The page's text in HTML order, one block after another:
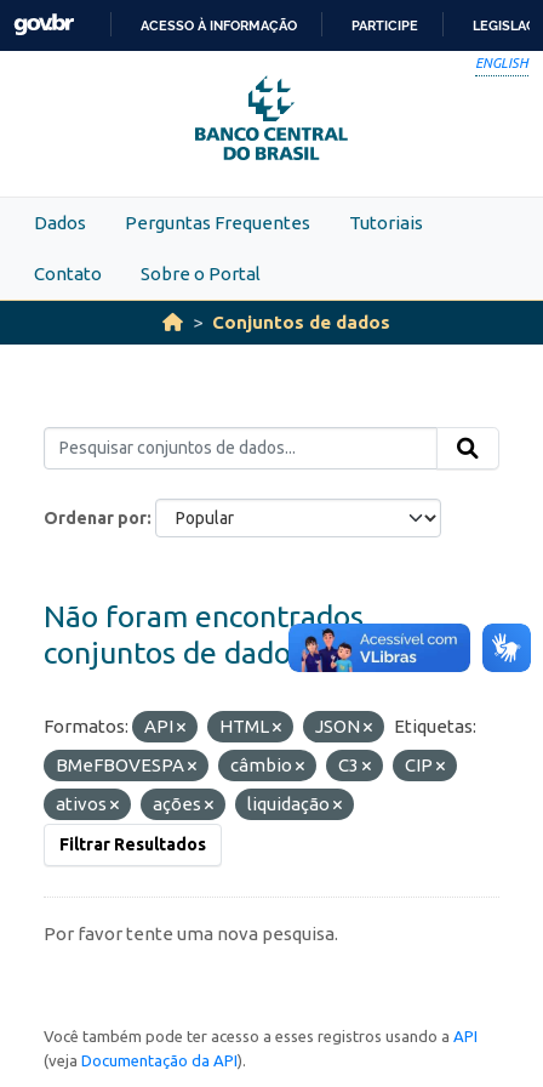
Skip to main content
PARA
O
CONTEÚDO
ACESSO À INFORMAÇÃO PARTICIPE
ENGLISH
Dados Perguntas Frequentes Tutoriais
Contato Sobre o Portal
Conjuntos de dados
Ordenar por
Não foram encontrados
conjuntos de dados
Formatos: API HTML JSON
Etiquetas:
BMeFBOVESPA
câmbio C3
CIP
ativos
ações liquidação
Filtrar Resultados
Por favor tente uma nova pesquisa.
Você também pode ter acesso a esses registros usando a API
(veja Documentação da API).